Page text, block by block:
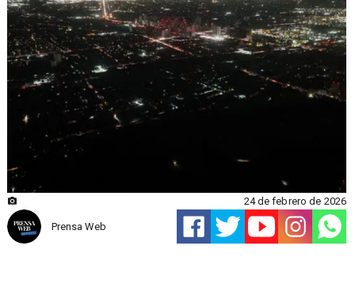
Prensa Web
24 de febrero de 2026